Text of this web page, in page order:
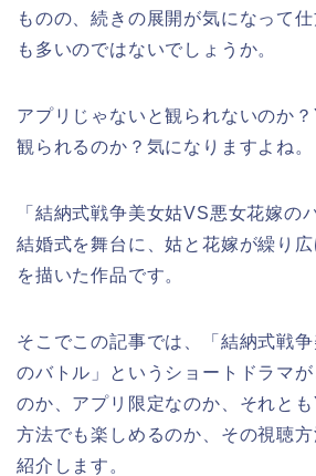
ものの、続きの展開が気になって
も多いのではないでしょうか。
アプリじゃないと観られないのか
観られるのか？気になりますよね。
「結納式戦争美女姑VS悪女花嫁の
結婚式を舞台に、姑と花嫁が繰り
を描いた作品です。
そこでこの記事では、「結納式戦
のバトル」というショートドラマ
のか、アプリ限定なのか、それと
方法でも楽しめるのか、その視聴方
紹介します。